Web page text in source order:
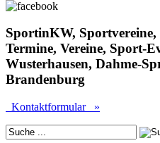
SportinKW,
Termine, Vereine, Sport-
Wusterhausen, Dahme-
Brandenburg
Kontaktformular »